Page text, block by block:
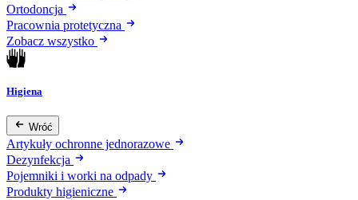
Ortodoncja
Pracownia protetyczna
Zobacz wszystko
Higiena
Wróć
Artykuły ochronne jednorazowe
Dezynfekcja
Pojemniki i worki na odpady
Produkty higieniczne